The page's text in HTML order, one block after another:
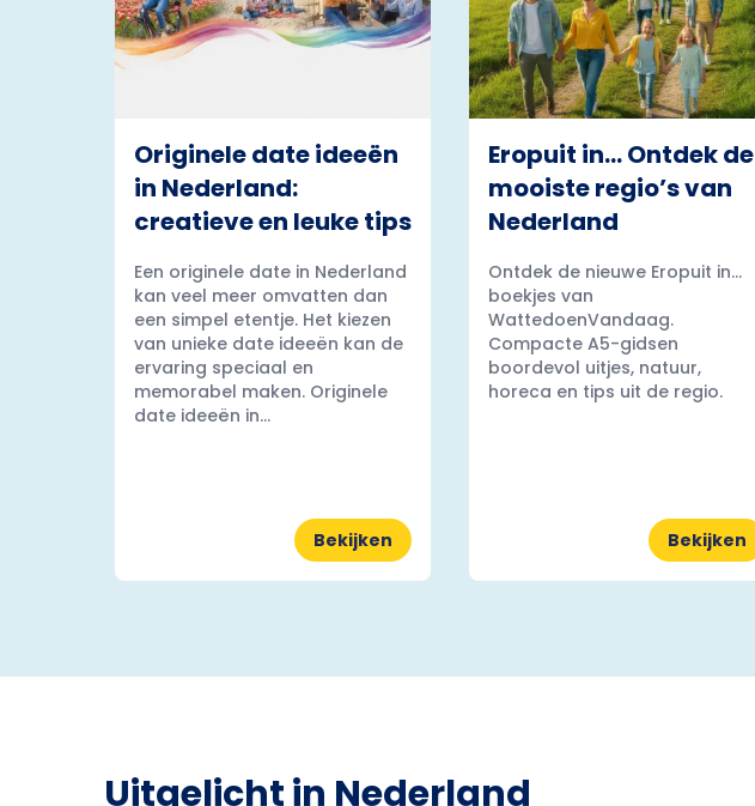
Originele date ideeën
in Nederland:
creatieve en leuke tips
Een originele date in Nederland
kan veel meer omvatten dan
een simpel etentje. Het kiezen
van unieke date ideeën kan de
ervaring speciaal en
memorabel maken. Originele
date ideeën in...
Bekijken
Eropuit in… Ontdek de
mooiste regio’s van
Nederland
Ontdek de nieuwe Eropuit in...
boekjes van
WattedoenVandaag.
Compacte A5-gidsen
boordevol uitjes, natuur,
horeca en tips uit de regio.
Bekijken
Uitgelicht in Nederland